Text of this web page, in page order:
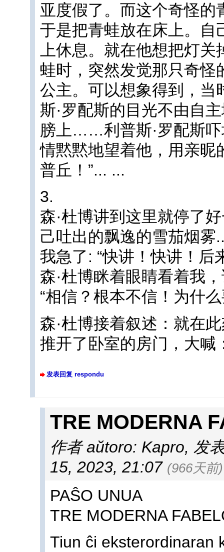
亚度假了。而这个奇怪的
于是把青蛙放在床上。自
上休息。就在他想把灯关
蛙时，突然发觉那只奇怪
公主。可以想象得到，当
斯·罗配斯的目光不由自
膀上……利普斯·罗配斯吓
情黙黙地望着他，用亲昵
普丘！”... ...
3.
森·杜博讲到这里就停了
己吐出的飘逸的雪茄烟雾
我急了: “快讲！快讲！后
森·杜博眯着眼睛看着我
“相信？根本不信！为什
森·杜博接着叙述：就在
推开了卧室的房门，大
发表回复 respondu
TRE MODERNA
作者 aŭtoro: Kapro, 发
15, 2023, 21:07 (966天前)
PAŜO UNUA
TRE MODERNA
Tiun ĉi eksterordinaran